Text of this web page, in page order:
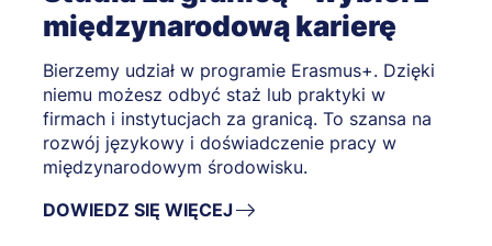
międzynarodową karierę
Bierzemy udział w programie Erasmus+. Dzięki
niemu możesz odbyć staż lub praktyki w
firmach i instytucjach za granicą. To szansa na
rozwój językowy i doświadczenie pracy w
międzynarodowym środowisku.
DOWIEDZ SIĘ WIĘCEJ